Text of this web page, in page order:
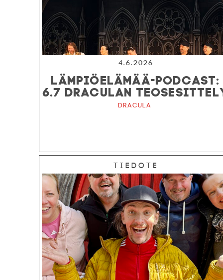
4.6.2026
LÄMPIÖELÄMÄÄ-PODCAST:
6.7 DRACULAN
Dracula
Tiedote